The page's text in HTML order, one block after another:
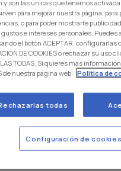
2026
LALIGA HypermotionJ 8
JP Financial Estadio
Por confirmar
LALIGA HypermotionJ 9
UD Almería Stadium
11 OCT
y son las únicas que tenemos
para mejorar nuestra página, para
o para poder mostrarte
e intereses personales. Puedes
el botón ACEPTAR, configurarlas
DE COOKIES o rechazar su uso
TODAS. Si quieres más
de nuestra página web.
Politica de
todas
Configuración de cookies